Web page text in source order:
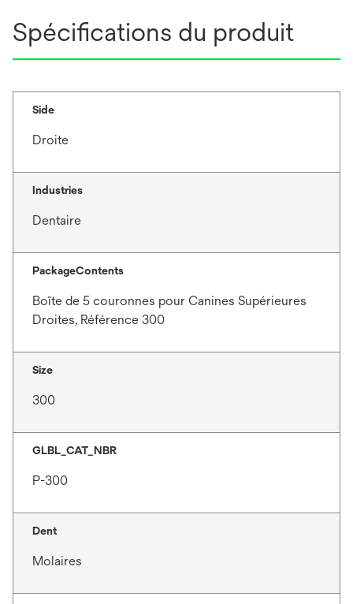
Spécifications du produit
Side
Droite
Industries
Dentaire
PackageContents
Boîte de 5 couronnes pour Canines Supérieures
Droites, Référence 300
Size
300
GLBL_CAT_NBR
P-300
Dent
Molaires